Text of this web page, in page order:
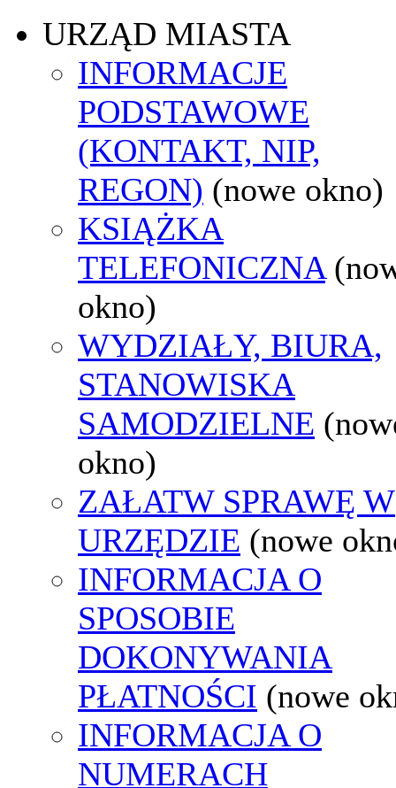
URZĄD MIASTA
INFORMACJE
PODSTAWOWE
(KONTAKT, NIP,
REGON) (nowe okno)
KSIĄŻKA
TELEFONICZNA
okno)
WYDZIAŁY, BIURA,
STANOWISKA
SAMODZIELNE
okno)
ZAŁATW SPRAWĘ W
URZĘDZIE (nowe
INFORMACJA O
SPOSOBIE
DOKONYWANIA
PŁATNOŚCI (nowe
INFORMACJA O
NUMERACH